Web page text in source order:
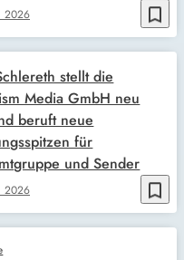
bookmark_border
2026
bookmark_border
2026
stellt die
Media GmbH neu
beruft neue
für
und Sender